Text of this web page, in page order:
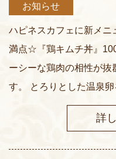
お知らせ
ハピネスカフェに新メニ
満点☆『鶏キムチ丼』
ーシーな鶏肉の相性が
す。 とろりとした温泉
詳